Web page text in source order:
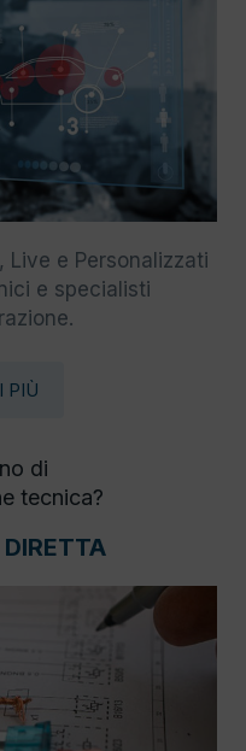
Live e Personalizzati
e specialisti
PIÙ
di
tecnica?